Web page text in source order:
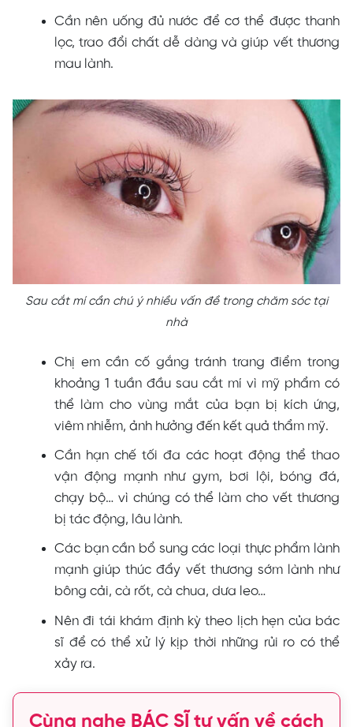
Cần nên uống đủ nước để cơ thể được thanh
lọc, trao đổi chất dễ dàng và giúp vết thương
mau lành.
Sau cắt mí cần chú ý nhiều vấn đề trong chăm sóc tại
nhà
Chị em cần cố gắng tránh trang điểm trong
khoảng 1 tuần đầu sau cắt mí vì mỹ phẩm có
thể làm cho vùng mắt của bạn bị kích ứng,
viêm nhiễm, ảnh hưởng đến kết quả thẩm mỹ.
Cần hạn chế tối đa các hoạt động thể thao
vận động mạnh như gym, bơi lội, bóng đá,
chạy bộ… vì chúng có thể làm cho vết thương
bị tác động, lâu lành.
Các bạn cần bổ sung các loại thực phẩm lành
mạnh giúp thúc đẩy vết thương sớm lành như
bông cải, cà rốt, cà chua, dưa leo…
Nên đi tái khám định kỳ theo lịch hẹn của bác
sĩ để có thể xử lý kịp thời những rủi ro có thể
xảy ra.
Cùng nghe BÁC SĨ tư vấn về cách